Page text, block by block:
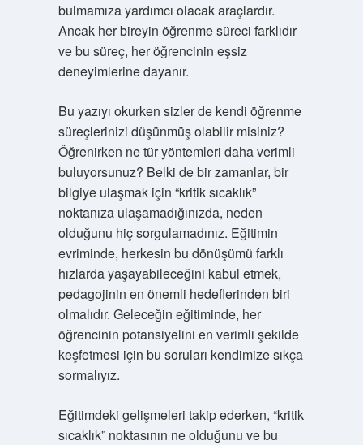
bulmamıza yardımcı olacak araçlardır.
Ancak her bireyin öğrenme süreci farklıdır
ve bu süreç, her öğrencinin eşsiz
deneyimlerine dayanır.
Bu yazıyı okurken sizler de kendi öğrenme
süreçlerinizi düşünmüş olabilir misiniz?
Öğrenirken ne tür yöntemleri daha verimli
buluyorsunuz? Belki de bir zamanlar, bir
bilgiye ulaşmak için “kritik sıcaklık”
noktanıza ulaşamadığınızda, neden
olduğunu hiç sorgulamadınız. Eğitimin
evriminde, herkesin bu dönüşümü farklı
hızlarda yaşayabileceğini kabul etmek,
pedagojinin en önemli hedeflerinden biri
olmalıdır. Geleceğin eğitiminde, her
öğrencinin potansiyelini en verimli şekilde
keşfetmesi için bu soruları kendimize sıkça
sormalıyız.
Eğitimdeki gelişmeleri takip ederken, “kritik
sıcaklık” noktasının ne olduğunu ve bu